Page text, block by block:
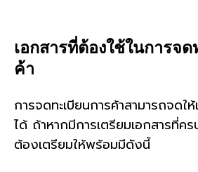
เอกสารที่ต้องใช้ในการจ
ค้า
การจดทะเบียนการค้าสามารถจดใ
ได้ ถ้าหากมีการเตรียมเอกสารที่ค
ต้องเตรียมให้พร้อมมีดังนี้